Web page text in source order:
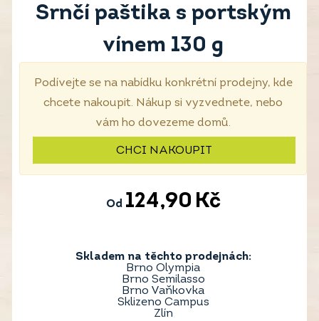
Srnčí paštika s portským
vínem 130 g
Podívejte se na nabídku konkrétní prodejny, kde
chcete nakoupit. Nákup si vyzvednete, nebo
vám ho dovezeme domů.
CHCI NAKOUPIT
Od 124,90 Kč
Skladem na těchto prodejnách:
Brno Olympia
Brno Semilasso
Brno Vaňkovka
Sklizeno Campus
Zlín